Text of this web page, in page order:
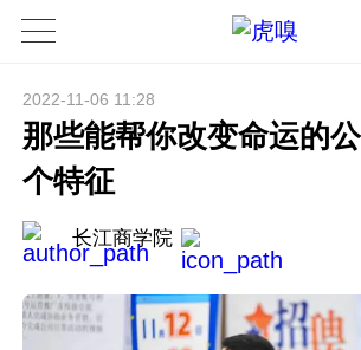
2022-11-06 11:28
那些能帮你改变命运的
个特征
长江商学院